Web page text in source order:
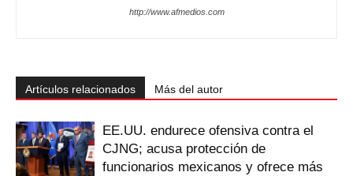
http://www.afmedios.com
Artículos relacionados Más del autor
EE.UU. endurece ofensiva contra el
CJNG; acusa protección de
funcionarios mexicanos y ofrece más